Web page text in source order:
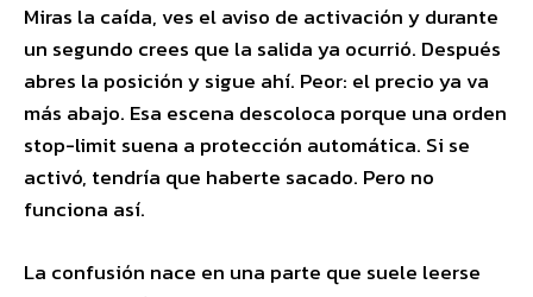
Miras la caída, ves el aviso de activación y durante
un segundo crees que la salida ya ocurrió. Después
abres la posición y sigue ahí. Peor: el precio ya va
más abajo. Esa escena descoloca porque una orden
stop-limit suena a protección automática. Si se
activó, tendría que haberte sacado. Pero no
funciona así.
La confusión nace en una parte que suele leerse